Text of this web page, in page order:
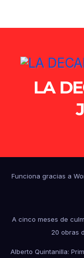
LA
Funciona gracias a
A cinco meses de
20 obras
Alberto Quintanilla: